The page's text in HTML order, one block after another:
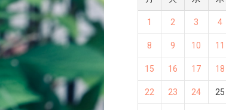
1 2 3 4
8 9 10 11
15 16 17 18
22 23 24 25